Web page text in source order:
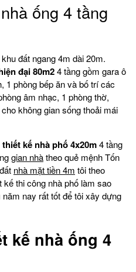
ống 4 tầng
đất ngang 4m dài 20m.
đại 80m24 tầng gồm gara ô
1 phòng bếp ăn và bố trí các
âm nhạc, 1 phòng thờ,
không gian sống thoải mái
thiết kế nhà phố 4x20m4 tầng
gian nhàtheo quẻ mệnh Tốn
nhà mặt tiền 4m tôi theo
thi công nhà phố làm sao
nay rất tốt để tôi xây dựng
kế nhà ống 4